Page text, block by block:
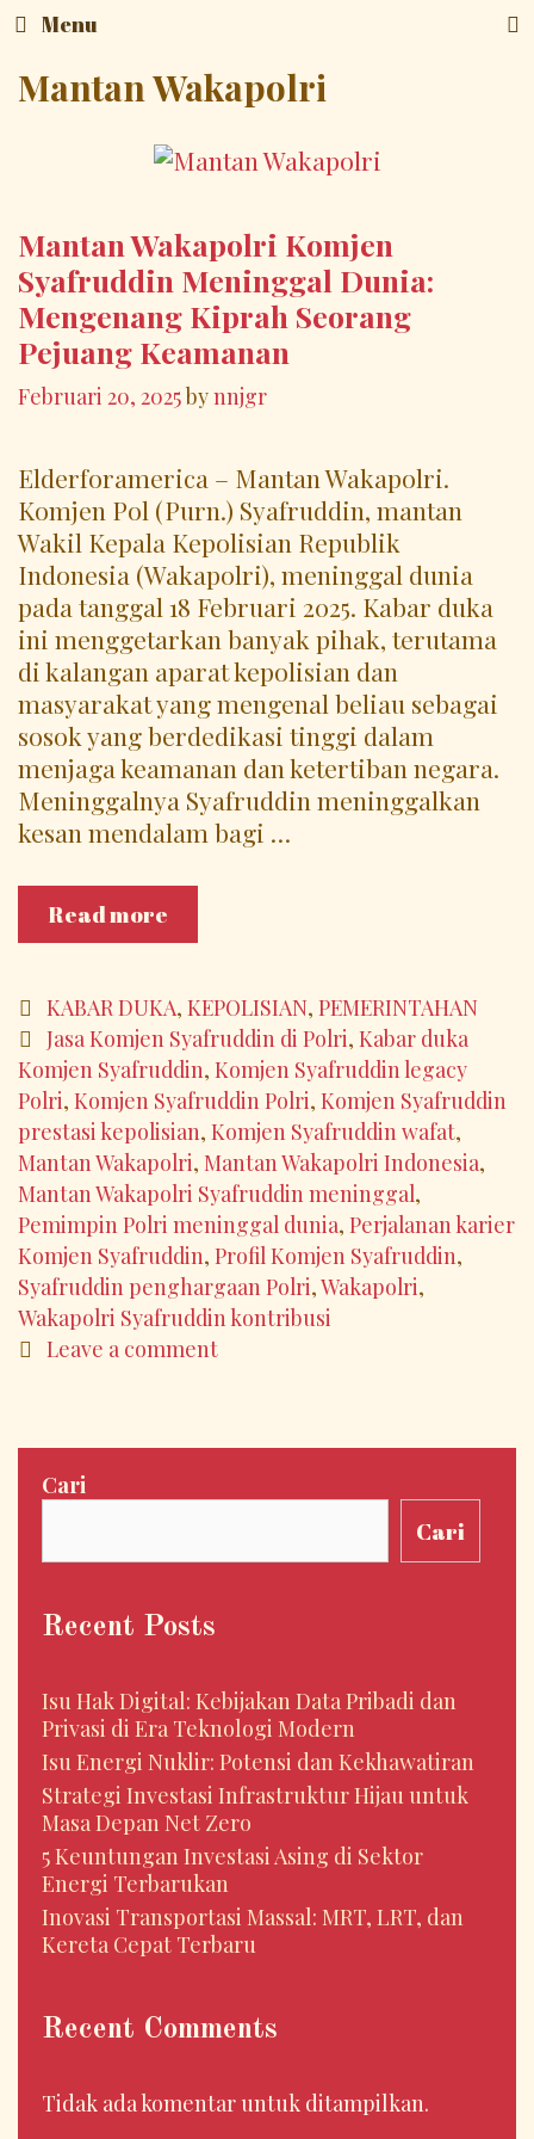
Skip
content
Menu
Mantan Wakapolri
Mantan Wakapolri Komjen
Syafruddin Meninggal Dunia:
Mengenang Kiprah Seorang
Pejuang Keamanan
Februari 20, 2025bynnjgr
Elderforamerica – Mantan Wakapolri.
Komjen Pol (Purn.) Syafruddin, mantan
Wakil Kepala Kepolisian Republik
Indonesia (Wakapolri), meninggal dunia
pada tanggal 18 Februari 2025. Kabar duka
ini menggetarkan banyak pihak, terutama
di kalangan aparat kepolisian dan
masyarakat yang mengenal beliau sebagai
sosok yang berdedikasi tinggi dalam
menjaga keamanan dan ketertiban negara.
Meninggalnya Syafruddin meninggalkan
kesan mendalam bagi …
Read more
Wakapolri
Syafruddin
Meninggal
Dunia:
Mengenang
Kiprah
Seorang
Pejuang
Keamanan
Categories
KABAR DUKA, KEPOLISIAN, PEMERINTAHAN
Tags
Jasa Komjen Syafruddin di Polri, Kabar duka
Komjen Syafruddin, Komjen Syafruddin legacy
Polri, Komjen Syafruddin Polri, Komjen Syafruddin
prestasi kepolisian, Komjen Syafruddin wafat,
Mantan Wakapolri, Mantan Wakapolri Indonesia,
Mantan Wakapolri Syafruddin meninggal,
Pemimpin Polri meninggal dunia, Perjalanan karier
Komjen Syafruddin, Profil Komjen Syafruddin,
Syafruddin penghargaan Polri,Wakapolri,
Wakapolri Syafruddin kontribusi
Leave a comment
Cari
Cari
Recent Posts
Isu Hak Digital: Kebijakan Data Pribadi dan
Privasi di Era Teknologi Modern
Isu Energi Nuklir: Potensi dan Kekhawatiran
Strategi Investasi Infrastruktur Hijau untuk
Masa Depan Net Zero
5 Keuntungan Investasi Asing di Sektor
Energi Terbarukan
Inovasi Transportasi Massal: MRT, LRT, dan
Kereta Cepat Terbaru
Recent Comments
Tidak ada komentar untuk ditampilkan.